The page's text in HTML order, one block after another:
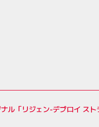
ル「リジェン‐デプロイ ス